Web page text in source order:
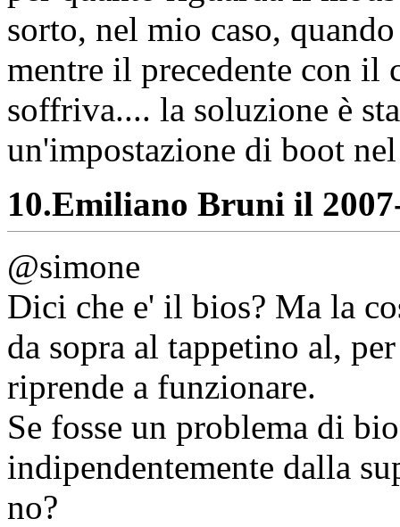
sorto, nel mio caso,
mentre il precedente con il
soffriva.... la soluzione è
un'impostazione di boot
10.Emiliano Bruni il
@simone
Dici che e' il bios? Ma la
da sopra al tappetino al,
riprende a funzionare.
Se fosse un problema di
indipendentemente dalla
no?